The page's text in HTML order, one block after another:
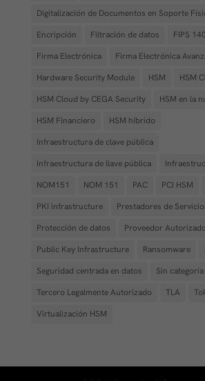
Digitalización de Documentos en Soporte
Encripción
Filtración de datos
FIPS
Firma Electrónica
Firma Electrónica
Hardware Security Module
HSM
HSM
HSM Cloud by CEGA Security
HSM en la
HSM Financiero
HSM híbrido
Infraestructura de clave pública
Infraestructura de llave pública
NOM151
NOM 151 PAC PCI HSM
PKI infrastructure
Prestadores de
Protección de datos
Proveedor
Public Key Infrastructure
Ransomware
Seguridad centrada en datos
Sin categoría
Tercero Legalmente Autorizado
TLA
Virtualización HSM